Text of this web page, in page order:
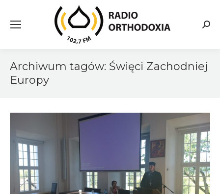
Archiwum tagów: Święci Zachodniej
Europy